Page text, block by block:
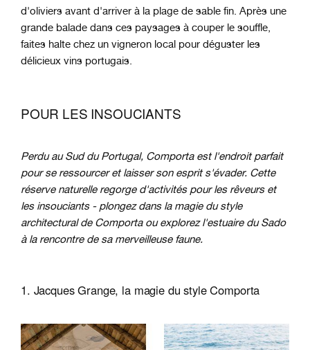
d'oliviers avant d'arriver à la plage de sable fin. Après une
grande balade dans ces paysages à couper le souffle,
faites halte chez un vigneron local pour déguster les
délicieux vins portugais.
POUR LES INSOUCIANTS
Perdu au Sud du Portugal, Comporta est l'endroit parfait
pour se ressourcer et laisser son esprit s'évader. Cette
réserve naturelle regorge d'activités pour les rêveurs et
les insouciants - plongez dans la magie du style
architectural de Comporta ou explorez l'estuaire du Sado
à la rencontre de sa merveilleuse faune.
1. Jacques Grange, la magie du style Comporta